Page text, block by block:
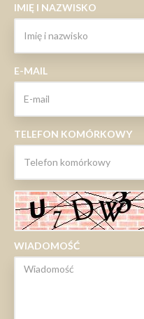
IMIĘ I NAZWISKO
E-MAIL
TELEFON KOMÓRKOWY
WIADOMOŚĆ